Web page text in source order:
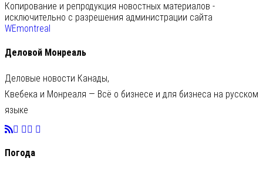
Копирование и репродукция новостных материалов -
исключительно с разрешения администрации сайта
WEmontreal
Деловой Монреаль
Деловые новости Канады,
Квебека и Монреаля — Всё о бизнесе и для бизнеса на русском
языке
Погода